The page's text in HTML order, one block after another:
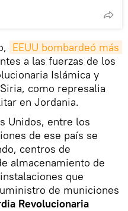
EEUU bombardeó más
a las fuerzas de los
Islámica y
como represalia
en Jordania.
Unidos, entre los
de ese país se
centros de
almacenamiento de
que
de municiones
Revolucionaria